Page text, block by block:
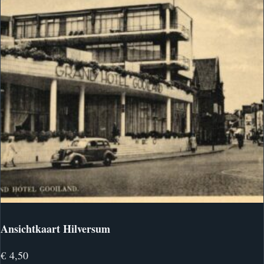
Ansichtkaart Hilversum
€ 4,50